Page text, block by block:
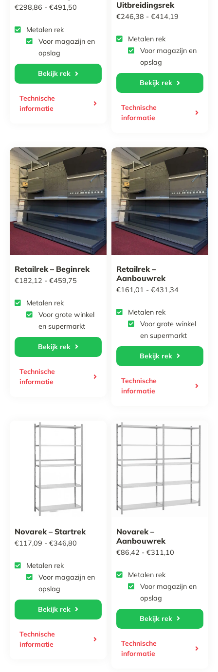
€298,86 - €491,50Prijsklasse:
€491,50
Metalen rek
Voor magazijn en
opslag
Bekijk rek
Technische
informatie
Uitbreidingsrek
€246,38 - €414,19
€414,19
Metalen rek
Voor magazijn en
opslag
Bekijk rek
Technische
informatie
Retailrek – Beginrek
€182,12 - €459,75Prijsklasse:
Metalen rek
Voor grote winkel
en supermarkt
Bekijk rek
Technische
informatie
Retailrek –
Aanbouwrek
€161,01 - €431,34Prijsklasse:
Metalen rek
Voor grote winkel
en supermarkt
Bekijk rek
Technische
informatie
Novarek – Startrek
€117,09 - €346,80Prijsklasse:
€346,80
Metalen rek
Voor magazijn en
opslag
Bekijk rek
Technische
informatie
Novarek –
Aanbouwrek
€86,42 - €311,10
€311,10
Metalen rek
Voor magazijn en
opslag
Bekijk rek
Technische
informatie